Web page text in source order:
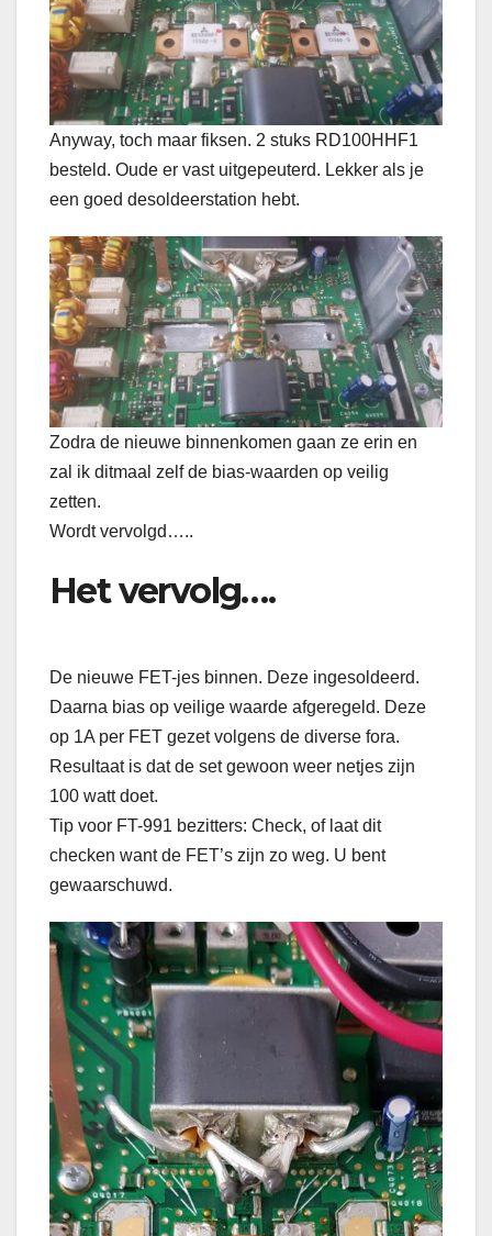
Anyway, toch maar fiksen. 2 stuks RD100HHF1
besteld. Oude er vast uitgepeuterd. Lekker als je
een goed desoldeerstation hebt.
Zodra de nieuwe binnenkomen gaan ze erin en
zal ik ditmaal zelf de bias-waarden op veilig
zetten.
Wordt vervolgd…..
Het vervolg….
De nieuwe FET-jes binnen. Deze ingesoldeerd.
Daarna bias op veilige waarde afgeregeld. Deze
op 1A per FET gezet volgens de diverse fora.
Resultaat is dat de set gewoon weer netjes zijn
100 watt doet.
Tip voor FT-991 bezitters: Check, of laat dit
checken want de FET’s zijn zo weg. U bent
gewaarschuwd.